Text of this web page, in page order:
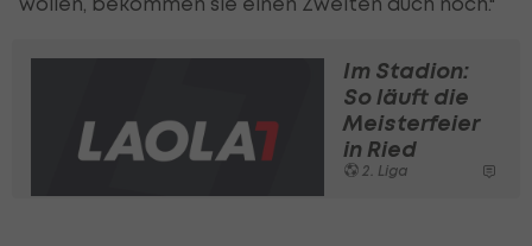
Im Stadion:
So läuft die
Meisterfeier
in Ried
2. Liga